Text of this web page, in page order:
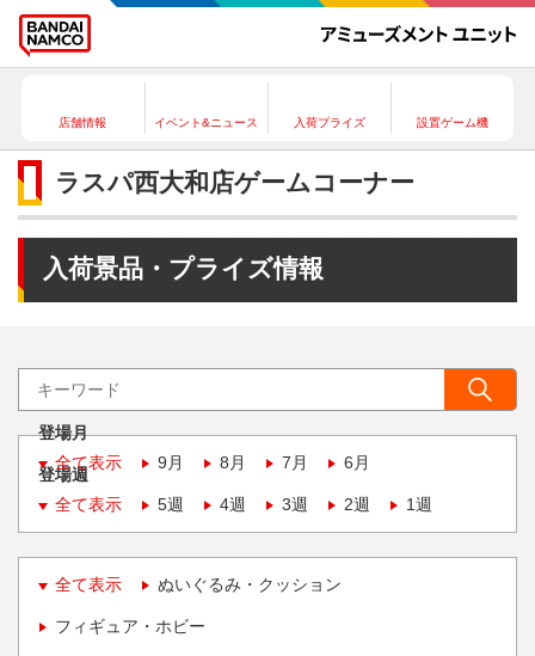
店舗情報 イベント&ニュース 入荷プライズ 設置ゲーム機
ラスパ西大和店ゲームコーナー
入荷景品・プライズ情報
登場月
全て表示
9月 8月 7月 6月
登場週
全て表示
5週 4週 3週 2週 1週
全て表示 ぬいぐるみ・クッション
フィギュア・ホビー